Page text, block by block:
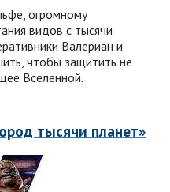
огромному
видов с тысячи
Валериан и
чтобы защитить не
Вселенной.
тысячи планет»